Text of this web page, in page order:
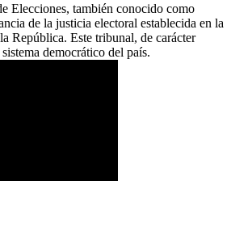
Elecciones, también conocido como
de la justicia electoral establecida en la
República. Este tribunal, de carácter
democrático del país.